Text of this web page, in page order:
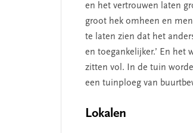
en het vertrouwen laten
groot hek omheen en
te laten zien dat het
en toegankelijker.’ En het
zitten vol. In de tuin
een tuinploeg van
Lokalen